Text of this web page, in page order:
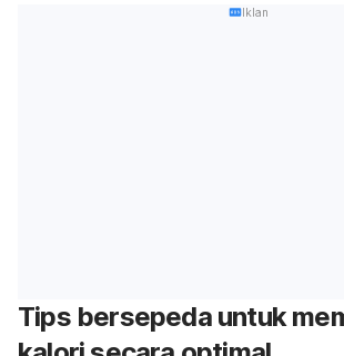
Iklan
Tips bersepeda untuk